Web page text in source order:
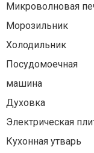
Микроволновая
Морозильник
Холодильник
Посудомоечная
машина
Духовка
Электрическая
Кухонная утварь